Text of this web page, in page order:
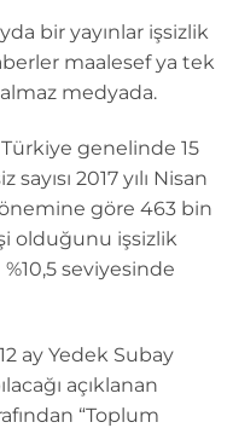
bir yayınlar işsizlik
maalesef ya tek
medyada.
Türkiye genelinde 15
2017 yılı Nisan
göre 463 bin
olduğunu işsizlik
%10,5 seviyesinde
ay Yedek Subay
açıklanan
“Toplum